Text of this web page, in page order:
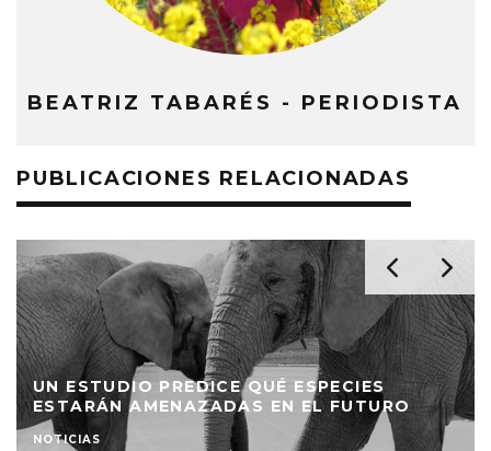
BEATRIZ TABARÉS - PERIODISTA
PUBLICACIONES RELACIONADAS
UN ESTUDIO PREDICE QUÉ ESPECIES
ESTARÁN AMENAZADAS EN EL FUTURO
NOTICIAS